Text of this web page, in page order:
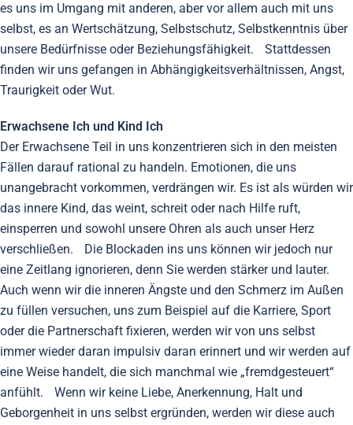
es uns im Umgang mit anderen, aber vor allem auch mit uns
selbst, es an Wertschätzung, Selbstschutz, Selbstkenntnis über
unsere Bedürfnisse oder Beziehungsfähigkeit. Stattdessen
finden wir uns gefangen in Abhängigkeitsverhältnissen, Angst,
Traurigkeit oder Wut.
Erwachsene Ich und Kind Ich
Der Erwachsene Teil in uns konzentrieren sich in den meisten
Fällen darauf rational zu handeln. Emotionen, die uns
unangebracht vorkommen, verdrängen wir. Es ist als würden wir
das innere Kind, das weint, schreit oder nach Hilfe ruft,
einsperren und sowohl unsere Ohren als auch unser Herz
verschließen. Die Blockaden ins uns können wir jedoch nur
eine Zeitlang ignorieren, denn Sie werden stärker und lauter.
Auch wenn wir die inneren Ängste und den Schmerz im Außen
zu füllen versuchen, uns zum Beispiel auf die Karriere, Sport
oder die Partnerschaft fixieren, werden wir von uns selbst
immer wieder daran impulsiv daran erinnert und wir werden auf
eine Weise handelt, die sich manchmal wie „fremdgesteuert“
anfühlt. Wenn wir keine Liebe, Anerkennung, Halt und
Geborgenheit in uns selbst ergründen, werden wir diese auch